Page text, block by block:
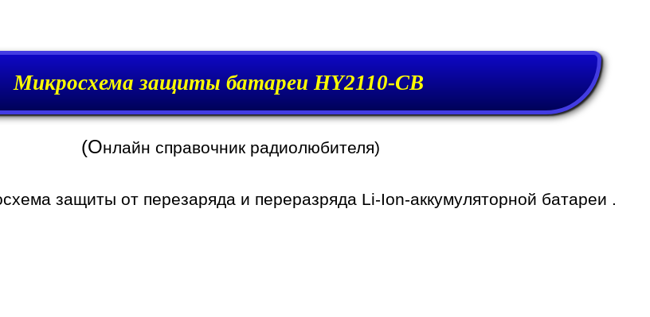
Микросхема защиты батареи HY2110-CB
(Онлайн справочник радиолюбителя)
защиты от перезаряда и переразряда Li-Ion-аккумуляторной батареи .